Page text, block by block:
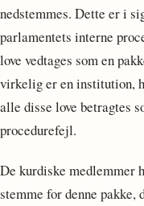
nedstemmes. Dette er i
parlamentets interne
love vedtages som en
virkelig er en institution,
alle disse love betragtes
procedurefejl.
De kurdiske medlemmer
stemme for denne pakke,